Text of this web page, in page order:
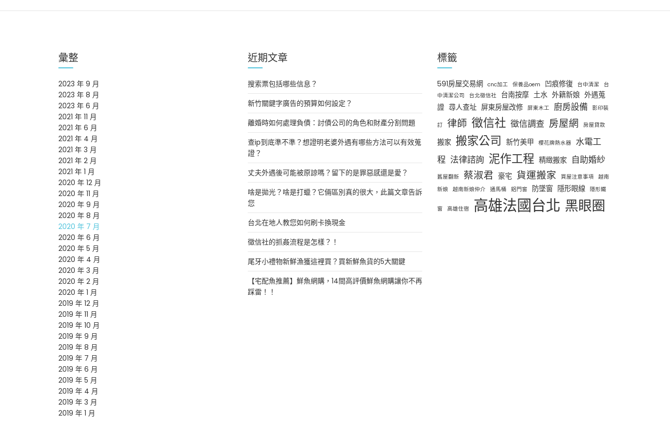
彙整
2023 年 9 月
2023 年 8 月
2023 年 6 月
2021 年 11 月
2021 年 6 月
2021 年 4 月
2021 年 3 月
2021 年 2 月
2021 年 1 月
2020 年 12 月
2020 年 11 月
2020 年 9 月
2020 年 8 月
2020 年 7 月
2020 年 6 月
2020 年 5 月
2020 年 4 月
2020 年 3 月
2020 年 2 月
2020 年 1 月
2019 年 12 月
2019 年 11 月
2019 年 10 月
2019 年 9 月
2019 年 8 月
2019 年 7 月
2019 年 6 月
2019 年 5 月
2019 年 4 月
2019 年 3 月
2019 年 1 月
近期文章
搜索票包括哪些信息？
新竹關鍵字廣告的預算如何設定？
離婚時如何處理負債：討債公司的角色和財產分割問題
查ip到底準不準？想證明老婆外遇有哪些方法可以有效蒐
證？
丈夫外遇後可能被原諒嗎？留下的是罪惡感還是愛？
啥是拋光？啥是打蠟？它倆區別真的很大，此篇文章告訴
您
台北在地人教您如何刷卡換現金
徵信社的抓姦流程是怎樣？！
尾牙小禮物新鮮漁獲這裡買？買新鮮魚貨的5大關鍵
【宅配魚推薦】鮮魚網購，14間高評價鮮魚網購讓你不再
踩雷！！
標籤
591房屋交易網 cnc加工 保養品oem 凹痕修復 台中清潔
台
中清潔公司
台北徵信社 台南按摩 土水 外籍新娘 外遇蒐
證 尋人查址 屏東房屋改修 屏東木工 廚房設備 影印裝
訂 律師 徵信社 徵信調查 房屋網 房屋貸款
搬家 搬家公司 新竹美甲 櫻花牌熱水器
水電工
程 法律諮詢 泥作工程 精緻搬家 自助婚紗
舊屋翻新 蔡淑君 豪宅 貨運搬家 買屋注意事項 越南
新娘
越南新娘仲介 通馬桶 鋁門窗 防墜窗 隱形眼線 隱形鐵
窗 高雄住宿 高雄法國台北 黑眼圈